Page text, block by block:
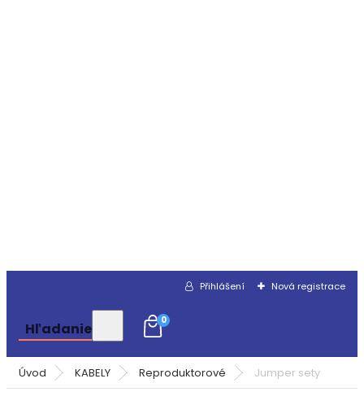
Přihlášení Nová registrace
Hľadanie 0
Úvod KABELY Reproduktorové Jumper sety